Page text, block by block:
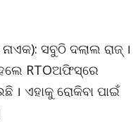
ସବୁଠି ଦଲାଲ ରାଜ୍‌ ।
RTOଅଫିସ୍‌ରେ
ଏହାକୁ ରୋକିବା ପାଇଁ